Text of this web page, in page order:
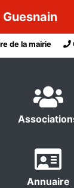
de la mairie
Annuaire